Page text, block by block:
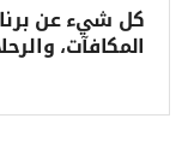
المكافآت،